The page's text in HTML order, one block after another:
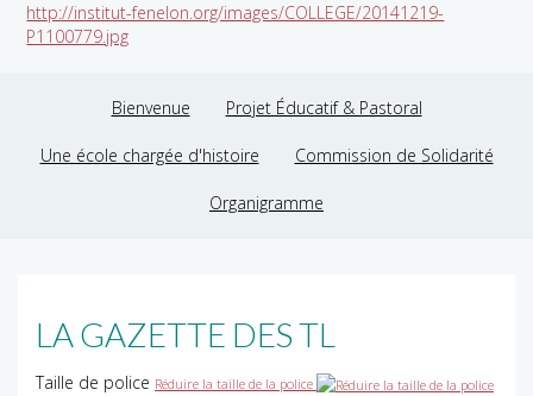
http://institut-fenelon.org/images/COLLEGE/20141219-
P1100779.jpg
Bienvenue Projet Éducatif & Pastoral
Une école chargée d'histoire Commission de Solidarité
Organigramme
LA GAZETTE DES TL
Taille de police Réduire la taille de la police